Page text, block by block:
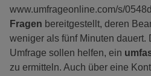
www.umfrageonline.com/s/
Fragen bereitgestellt, deren
weniger als fünf Minuten dauert.
Umfrage sollen helfen, ein
zu ermitteln. Auch über eine